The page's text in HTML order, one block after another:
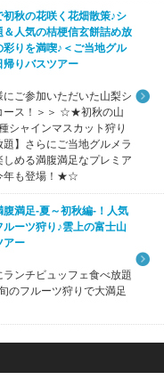
秋の花咲く花畑散策♪シ
人気の桔梗信玄餅詰め放
りを満喫♪＜ご当地グル
帰りバスツアー
ご参加いただいた山梨シ
ース！＞＞ ☆★初秋の山
シャインマスカット狩り
】さらにご当地グルメラ
める満腹満足なプレミア
年も登場！★☆
腹満足-夏～初秋編-！人気
ーツ狩り♪雲上の富士山
アー
ンチビュッフェ食べ放題
のフルーツ狩りで大満足